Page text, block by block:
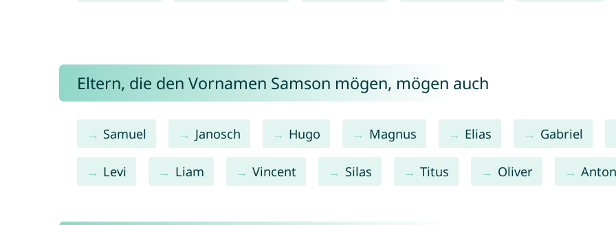
Eltern, die den Vornamen Samson mögen, mögen auch
Samuel Janosch Hugo Magnus Elias Gabriel
Levi Liam Vincent Silas Titus Oliver